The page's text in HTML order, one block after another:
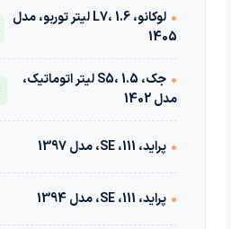
•
لوکانو، L7، 1.6 لیتر توربو، مدل
1405
•
جک، S5، 1.5 لیتر اتوماتیک،
مدل 1402
• پراید، 111، SE، مدل 1397
• پراید، 111، SE، مدل 1394